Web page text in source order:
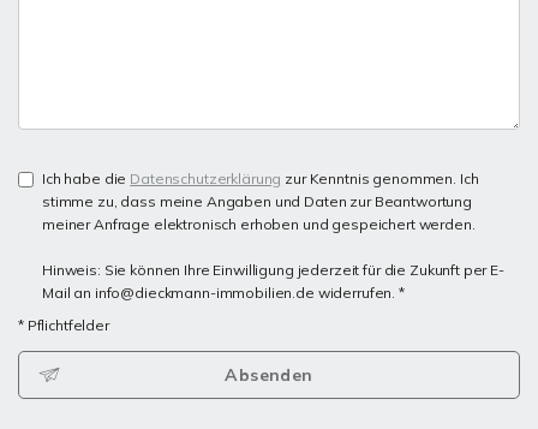
Ich habe die Datenschutzerklärung zur Kenntnis genommen. Ich
stimme zu, dass meine Angaben und Daten zur Beantwortung
meiner Anfrage elektronisch erhoben und gespeichert werden.
Hinweis: Sie können Ihre Einwilligung jederzeit für die Zukunft per E-
Mail an info@dieckmann-immobilien.de widerrufen. *
* Pflichtfelder
Absenden